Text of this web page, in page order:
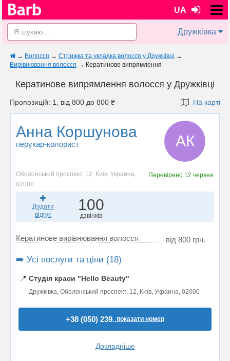
UA
Дружківка
→ Волосся → Стрижка та укладка волосся у Дружківці →
Вирівнювання волосся → Кератинове випрямлення
Кератинове випрямлення волосся у Дружківці
Пропозицій: 1, від 800 до 800 ₴ На карті
Анна Коршунова
перукар-колорист АК
Оболонський проспект, 12, Київ, Украина,
02000
Перевірено 12 червня
Додати
відгук
100
дзвінків
Кератинове вирівнювання волосся від 800 грн.
➡️ Усі послуги та ціни (18)
📍 Студія краси "Hello Beauty"
Дружківка, Оболонський проспект, 12, Київ, Украина, 02000
+38 (050) 239..показати номер
Докладніше